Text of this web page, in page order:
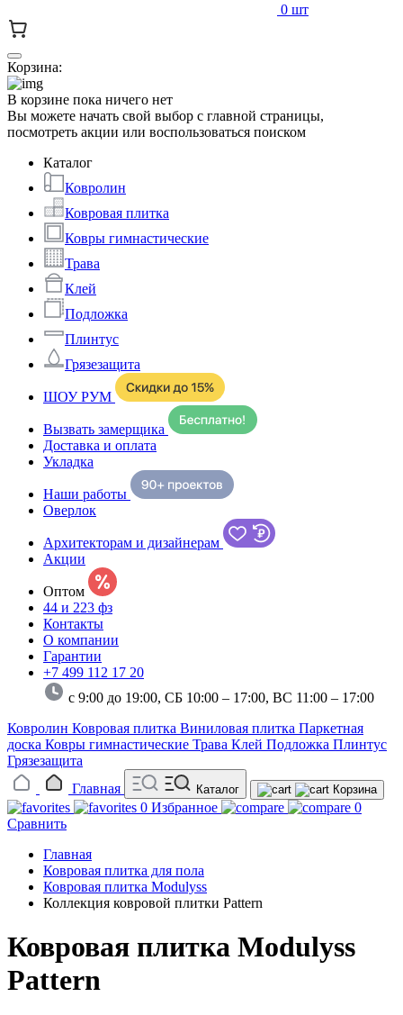
0 шт
Корзина:
В корзине пока ничего нет
Вы можете начать свой выбор с главной страницы,
посмотреть акции или воспользоваться поиском
Каталог
Ковролин
Ковровая плитка
Ковры гимнастические
Трава
Клей
Подложка
Плинтус
Грязезащита
ШОУ РУМ
Вызвать замерщика
Доставка и оплата
Укладка
Наши работы
Оверлок
Архитекторам и дизайнерам
Акции
Оптом
44 и 223 фз
Контакты
О компании
Гарантии
+7 499 112 17 20
с 9:00 до 19:00, СБ 10:00 – 17:00, ВС 11:00 – 17:00
Ковролин Ковровая плитка Виниловая плитка Паркетная
доска Ковры гимнастические Трава Клей Подложка Плинтус
Грязезащита
Главная
Каталог Корзина
0 Избранное
0
Сравнить
Главная
Ковровая плитка для пола
Ковровая плитка Modulyss
Коллекция ковровой плитки Pattern
Ковровая плитка Modulyss
Pattern